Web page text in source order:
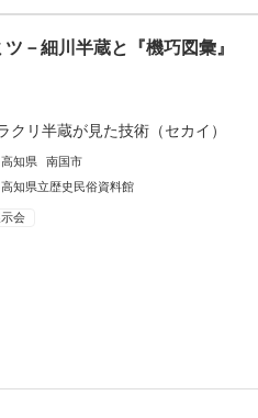
－細川半蔵と『機巧図彙』
クリ半蔵が見た技術（セカイ）
高知県
南国市
高知県立歴史民俗資料館
示会